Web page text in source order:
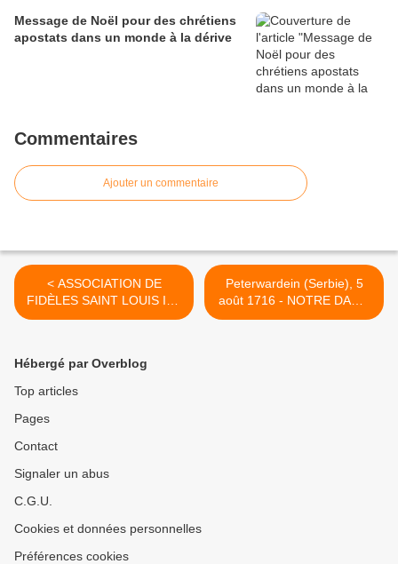
Message de Noël pour des chrétiens
apostats dans un monde à la dérive
Commentaires
Ajouter un commentaire
< ASSOCIATION DE
FIDÈLES SAINT LOUIS IX -
Aidez les chrétiens
Peterwardein (Serbie), 5
août 1716 - NOTRE DAME
DES NEIGES AU
Hébergé par Overblog
Top articles
Pages
Contact
Signaler un abus
C.G.U.
Cookies et données personnelles
Préférences cookies